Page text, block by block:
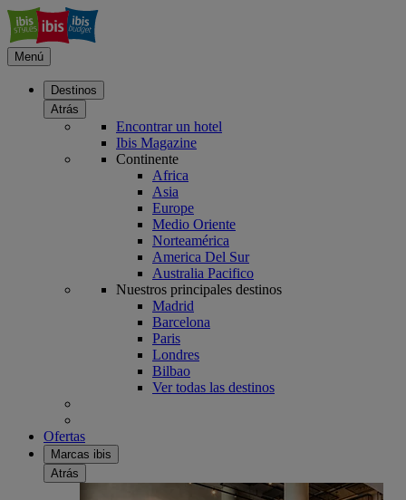
Menú
Destinos
Atrás
Encontrar un hotel
Ibis Magazine
Continente
Africa
Asia
Europe
Medio Oriente
Norteamérica
America Del Sur
Australia Pacifico
Nuestros principales destinos
Madrid
Barcelona
Paris
Londres
Bilbao
Ver todas las destinos
Ofertas
Marcas ibis
Atrás